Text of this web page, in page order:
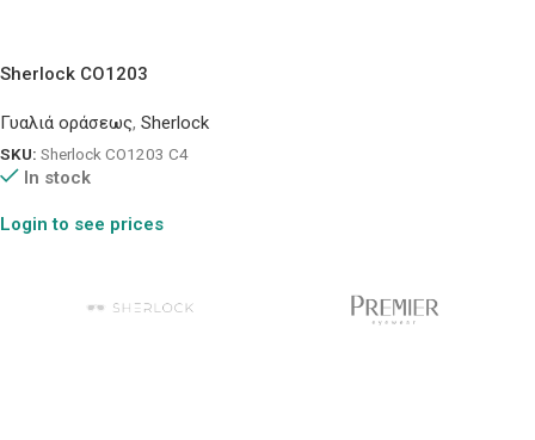
Sherlock CO1203
Γυαλιά οράσεως, Sherlock
SKU: Sherlock CO1203 C4
In stock
Login to see prices